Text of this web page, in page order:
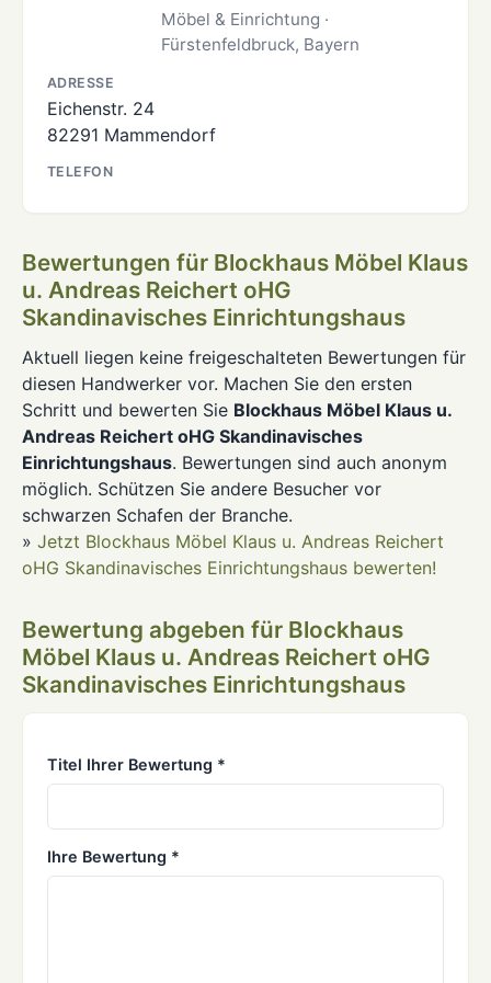
Möbel & Einrichtung ·
Fürstenfeldbruck, Bayern
ADRESSE
Eichenstr. 24
82291 Mammendorf
TELEFON
Bewertungen für Blockhaus Möbel Klaus
u. Andreas Reichert oHG
Skandinavisches Einrichtungshaus
Aktuell liegen keine freigeschalteten Bewertungen für
diesen Handwerker vor. Machen Sie den ersten
Schritt und bewerten Sie Blockhaus Möbel Klaus u.
Andreas Reichert oHG Skandinavisches
Einrichtungshaus. Bewertungen sind auch anonym
möglich. Schützen Sie andere Besucher vor
schwarzen Schafen der Branche.
» Jetzt Blockhaus Möbel Klaus u. Andreas Reichert
oHG Skandinavisches Einrichtungshaus bewerten!
Bewertung abgeben für Blockhaus
Möbel Klaus u. Andreas Reichert oHG
Skandinavisches Einrichtungshaus
Titel Ihrer Bewertung *
Ihre Bewertung *